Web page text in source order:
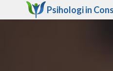
Psihologi in